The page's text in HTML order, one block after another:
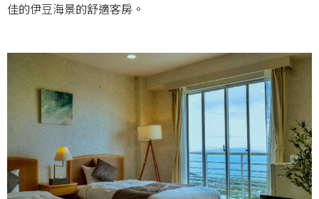
佳的伊豆海景的舒適客房。